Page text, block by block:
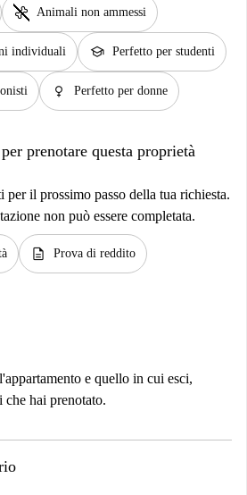
pet_supplies Animali non ammessi
individuali school Perfetto per studenti
female Perfetto per donne
prenotare questa proprietà
per il prossimo passo della tua richiesta.
non può essere completata.
description Prova di reddito
e quello in cui esci,
hai prenotato.